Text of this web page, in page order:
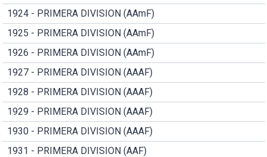
1924 - PRIMERA DIVISION (AAmF)
1925 - PRIMERA DIVISION (AAmF)
1926 - PRIMERA DIVISION (AAmF)
1927 - PRIMERA DIVISION (AAAF)
1928 - PRIMERA DIVISION (AAAF)
1929 - PRIMERA DIVISION (AAAF)
1930 - PRIMERA DIVISION (AAAF)
1931 - PRIMERA DIVISION (AAF)